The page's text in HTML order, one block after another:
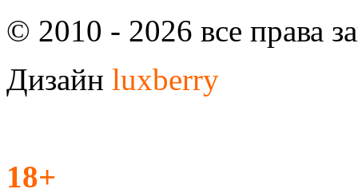
© 2010 - 2026 все права
Дизайн luxberry
18+